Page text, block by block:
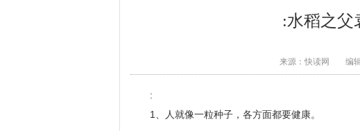
:水稻之父
来源：快读网 编
:
1、人就像一粒种子，各方面都要健康。